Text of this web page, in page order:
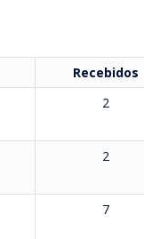
Recebidos
2
2
7